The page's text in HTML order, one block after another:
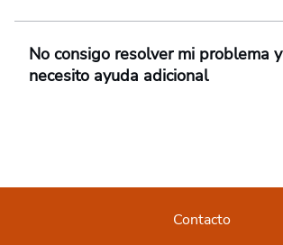
No consigo resolver mi problema y
necesito ayuda adicional
Contacto